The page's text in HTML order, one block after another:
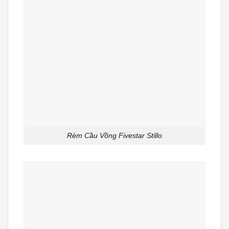
Rèm Cầu Vồng Fivestar Stillo